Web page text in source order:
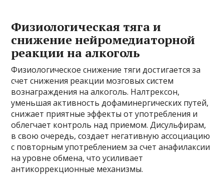
Физиологическая тяга и
снижение нейромедиаторной
реакции на алкоголь
Физиологическое снижение тяги достигается за
счет снижения реакции мозговых систем
вознаграждения на алкоголь. Налтрексон,
уменьшая активность дофаминергических путей,
снижает приятные эффекты от употребления и
облегчает контроль над приемом. Дисульфирам,
в свою очередь, создает негативную ассоциацию
с повторным употреблением за счет анафилаксии
на уровне обмена, что усиливает
антикоррекционные механизмы.